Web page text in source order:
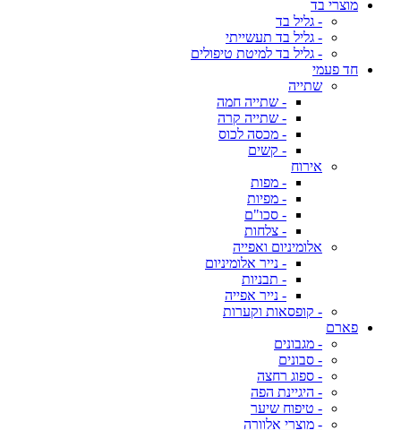
מוצרי בד
- גליל בד
- גליל בד תעשייתי
- גליל בד למיטת טיפולים
חד פעמי
שתייה
- שתייה חמה
- שתייה קרה
- מכסה לכוס
- קשים
אירוח
- מפות
- מפיות
- סכו"ם
- צלחות
אלומיניום ואפייה
- נייר אלומיניום
- תבניות
- נייר אפייה
- קופסאות וקערות
פארם
- מגבונים
- סבונים
- ספוג רחצה
- היגיינת הפה
- טיפוח שיער
- מוצרי אלוורה